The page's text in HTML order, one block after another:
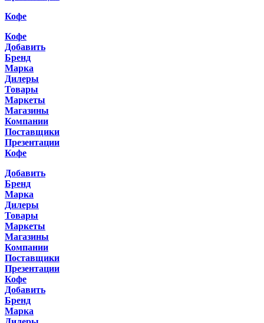
Кофе
Кофе
Добавить
Бренд
Марка
Дилеры
Товары
Маркеты
Магазины
Компании
Поставщики
Презентации
Кофе
Добавить
Бренд
Марка
Дилеры
Товары
Маркеты
Магазины
Компании
Поставщики
Презентации
Кофе
Добавить
Бренд
Марка